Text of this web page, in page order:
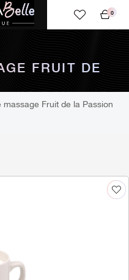
panier
0
FRUIT DE
massage Fruit de la Passion